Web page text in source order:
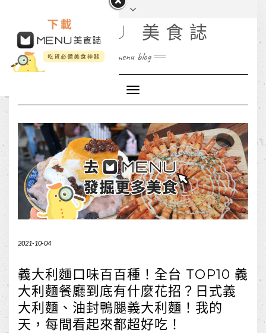
MENU 美食誌
menu blog
Toggle
Navigation
2021-10-04
義大利麵口味百百種！全台 TOP10 義
大利麵餐廳到底有什麼花招？日式義
大利麵、油封鴨腿義大利麵！我的
天，每間看起來都超好吃！